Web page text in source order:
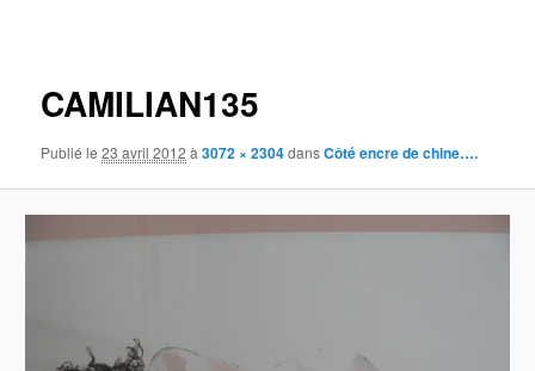
CAMILIAN135
Publié le23 avril 2012 à3072 × 2304dansCôté encre de chine….